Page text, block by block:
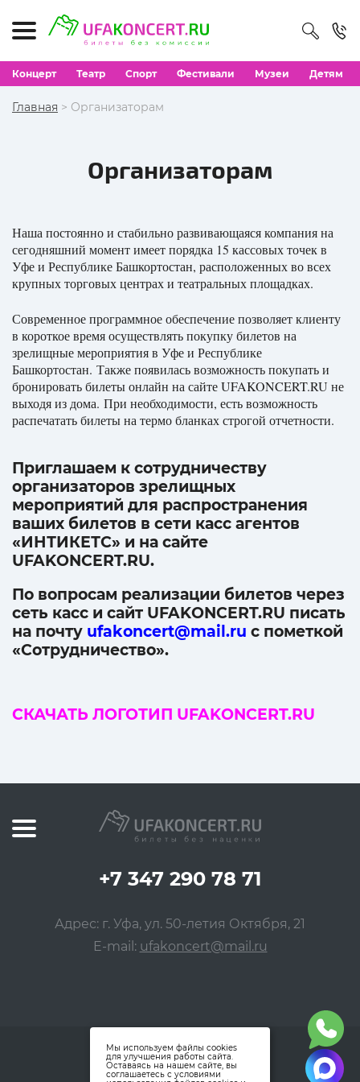
Концерт Театр Спорт Фестивали Музеи Детям
Главная > Организаторам
Организаторам
Наша постоянно и стабильно развивающаяся компания на
сегодняшний момент имеет порядка 15 кассовых точек в
Уфе и Республике Башкортостан, расположенных во всех
крупных торговых центрах и театральных площадках.
Современное программное обеспечение позволяет клиенту
в короткое время осуществлять покупку билетов на
зрелищные мероприятия в Уфе и Республике
Башкортостан. Также появилась возможность покупать и
бронировать билеты онлайн на сайте UFAKONCERT.RU не
выходя из дома. При необходимости, есть возможность
распечатать билеты на термо бланках строгой отчетности.
Приглашаем к сотрудничеству
организаторов зрелищных
мероприятий для распространения
ваших билетов в сети касс агентов
«ИНТИКЕТС» и на сайте
UFAKONCERT.RU.
По вопросам реализации билетов через
сеть касс и сайт UFAKONCERT.RU писать
на почту ufakoncert@mail.ru с пометкой
«Сотрудничество».
СКАЧАТЬ ЛОГОТИП UFAKONCERT.RU
+7 347 290 78 71
Адрес: г. Уфа, ул. 50-летия Октября, 21
E-mail: ufakoncert@mail.ru
Мы используем файлы cookies
для улучшения работы сайта.
Оставаясь на нашем сайте, вы
соглашаетесь с условиями